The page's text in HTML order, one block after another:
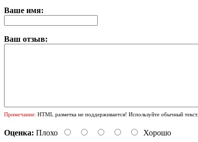
Ваше имя:
Ваш отзыв:
Примечание: HTML разметка не поддерживается! Используйте обычный текст.
Оценка: Плохо Хорошо